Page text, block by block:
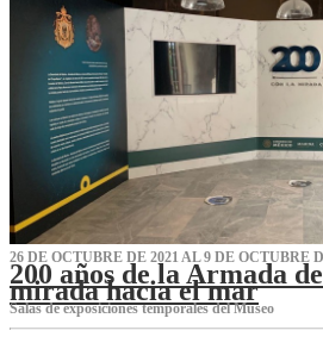
26 DE OCTUBRE DE 2021 AL 9 DE OCTUBRE
200 años de la Armada
mirada hacia el mar
Salas de exposiciones temporales del Museo‌